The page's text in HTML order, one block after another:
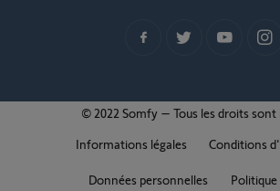
© 2022 Somfy – Tous les droits sont
Informations légales
Conditions
Données personnelles Politique